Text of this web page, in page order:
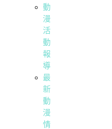
動
漫
活
動
報
導
最
新
動
漫
情